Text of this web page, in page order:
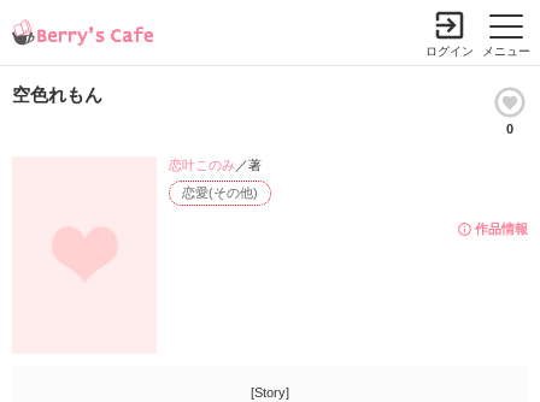
メニュー
ログイン
空色れもん
0
作品情報
恋愛(その他)
恋叶このみ／著
[Story]